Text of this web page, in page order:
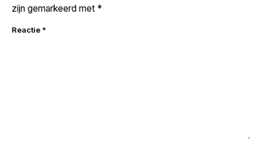
zijn gemarkeerd met *
Reactie *